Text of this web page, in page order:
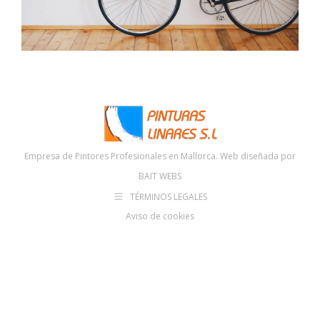
Empresa de Pintores Profesionales en Mallorca. Web diseñada por
BAIT WEBS
TÉRMINOS LEGALES
Aviso de cookies